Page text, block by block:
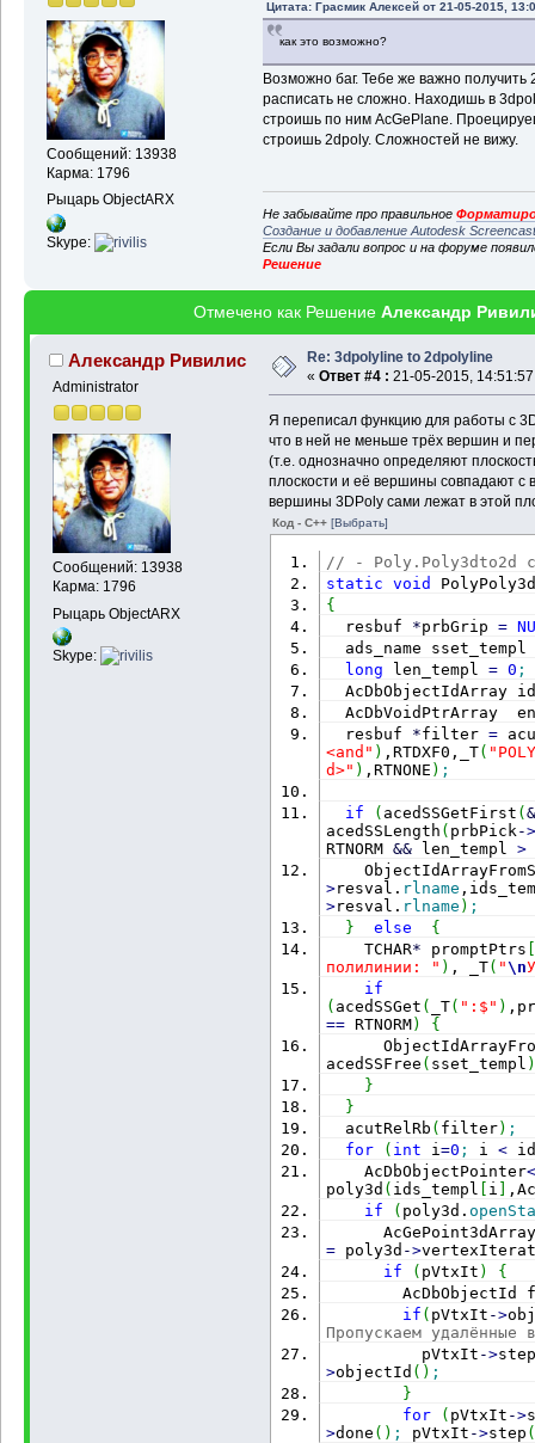
AcDbObjectIdArray
AcDbVoidPtrArray
<and"),RTDXF0,_T(
>"),RTNONE);
if (acedSSGetFirst
>resval.rlname
>resval.rlname);
}
else
{
полилинии: "), _T("\n
if
== RTNORM
{
sset_templ
}
acutRelRb
filter
for
( int
poly3d(
if (poly3d.
* pVtxIt = poly3d
pVtxIt
{
AcDbObjectId
if
pVtxIt >
Пропускаем удалённые
pVtxIt- >
objectId();
}
for (pVtxIt-
>done(); pVtxIt->step(
if
pVt(pVtxIt->objectId()
if (pVt.
continue;
pts.append
}
if
poly2d->
poly2d
poly2d->
>linetypeScale
poly2d->
>lineWeight());
poly2d
addVertexAt(
poly2d
->
poly3d- >
}
delete
}
}
} ;
Сообщений: 13938
Карма: 1796
Рыцарь ObjectARX
Skype:
Цитата: Грасмик Алексей от 21-05-2015,
как это возможно?
Возможно баг. Тебе же важно получить
расписать не сложно. Находишь в
строишь по ним AcGePlane.
строишь 2dpoly. Сложностей не вижу.
Не забывайте про правильное
Создание и добавление Autodesk
Если Вы задали вопрос и на форуме
Решение
Отмечено как Решение Александр
Александр Ривилис
Administrator
Сообщений: 13938
Карма: 1796
Рыцарь ObjectARX
Skype:
Re: 3dpolyline to 2dpolyline
« Ответ #4 : 21-05-2015,
Я переписал функцию для работы с
что в ней не меньше трёх вершин и
(т.е. однозначно определяют
плоскости и её вершины совпадают с
вершины 3DPoly сами лежат в этой
Код - C++ [Выбрать]
// - Poly.Poly3dto2d
static
void
{
resbuf *prbGrip =
ads_name
long len_templ = 0 ;
AcDbObjectIdArray
AcDbVoidPtrArray
resbuf *filter =
<and" ) ,RTDXF0,_T(
d>" ) ,RTNONE ) ;
if ( acedSSGetFirst (
acedSSLength ( prbPick -
RTNORM && len_templ >
>resval. rlname
>resval. rlname ) ;
}
else
{
TCHAR* promptPtrs
полилинии: " ) , _T( "\n
if
( acedSSGet ( _T( ":$" )
== RTNORM)
{
acedSSFree ( sset_templ
}
}
acutRelRb ( filter) ;
for
( int i=0 ; i <
AcDbObjectPointer
poly3d ( ids_templ i
if
( poly3d.
= poly3d ->
if
( pVtxIt )
{
AcDbObjectId
if ( pVtxIt ->
Пропускаем удалённые
pVtxIt ->
>objectId ( ) ;
}
for
( pVtxIt ->
>done ( ) ; pVtxIt ->step